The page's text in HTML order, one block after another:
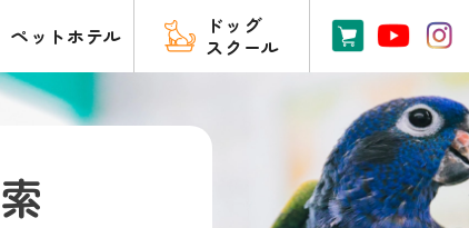
ペットホテル
ドッグ
スクール